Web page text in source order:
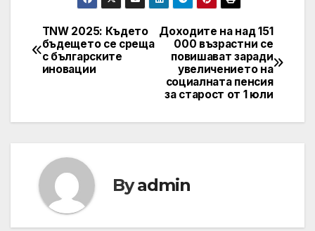
Post
navigation
Доходите на над 151
000 възрастни се
повишават заради
увеличението на
социалната пенсия
за старост от 1 юли
TNW 2025: Където
бъдещето се среща
с българските
иновации
Byadmin